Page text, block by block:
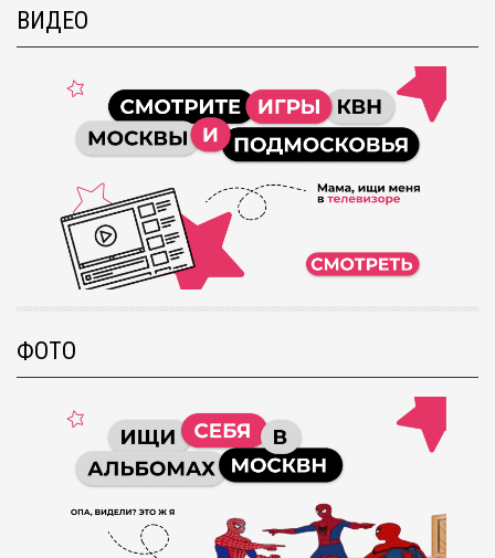
ВИДЕО
ФОТО